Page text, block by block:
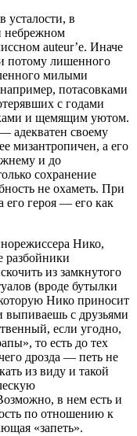
усталости, в
небрежном
auteur’e. Иначе
потому лишенного
милыми
потасовками
с годами
и щемящим уютом.
адекватен своему
мизантропичен, а его
и до
сохранение
не охаметь. При
его героя — его как
Нико,
разбойники
из замкнутого
(вроде бутылки
Нико приносит
выпиваешь с друзьями
если угодно,
то есть до тех
дрозда — петь не
из виду и такой
в нем есть и
по отношению к
«запеть».